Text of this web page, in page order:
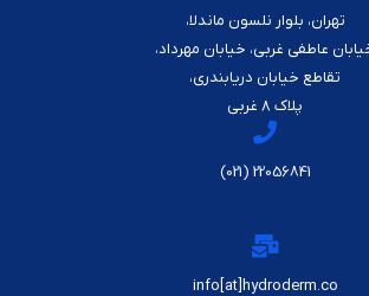
تهران، بلوار نلسون ماندلا،
عاطفی غربی، خیابان مهرداد،
تقاطع خیابان دریابندری،
پلاک ۸ غربی
22056841 (021)
info[at]hydroderm.co